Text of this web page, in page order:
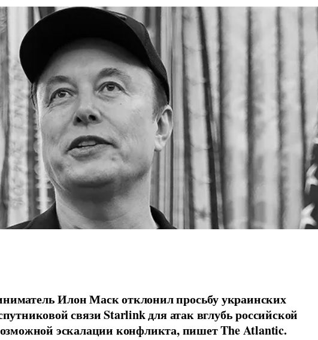
Илон Маск отклонил просьбу украинских
связи Starlink для атак вглубь российской
эскалации конфликта, пишет The Atlantic.